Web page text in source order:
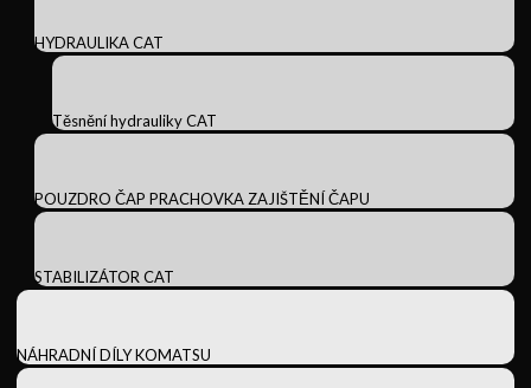
HYDRAULIKA CAT
Těsnění hydrauliky CAT
POUZDRO ČAP PRACHOVKA ZAJIŠTĚNÍ ČAPU
STABILIZÁTOR CAT
NÁHRADNÍ DÍLY KOMATSU